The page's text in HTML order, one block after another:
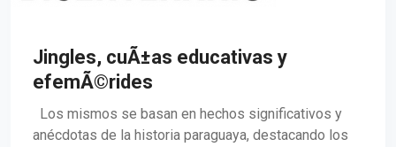
Jingles, cuÃ±as educativas y
efemÃ©rides
Los mismos se basan en hechos significativos y
anécdotas de la historia paraguaya, destacando los